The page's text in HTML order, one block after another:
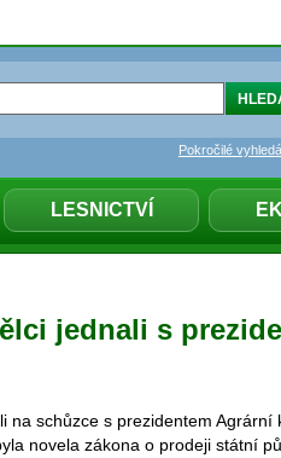
LESNICTVÍ
Pokročilé
jednali s
na schůzce s prezidentem
novela zákona o prodeji státní